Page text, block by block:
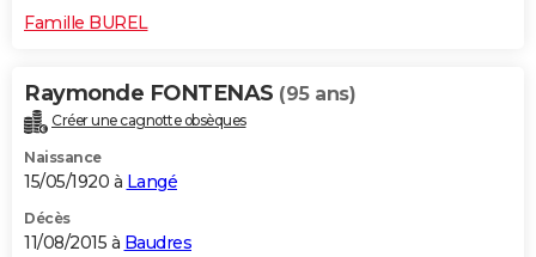
Famille BUREL
Raymonde FONTENAS (95 ans)
Créer une cagnotte obsèques
Naissance
15/05/1920 à Langé
Décès
11/08/2015 à Baudres